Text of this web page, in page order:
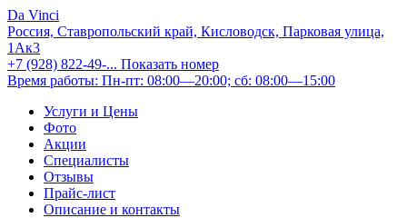
Da Vinci
Россия, Ставропольский край, Кисловодск, Парковая улица,
1Ак3
+7 (928) 822-49-... Показать номер
Время работы: Пн-пт: 08:00—20:00; сб: 08:00—15:00
Услуги и Цены
Фото
Акции
Специалисты
Отзывы
Прайс-лист
Описание и контакты